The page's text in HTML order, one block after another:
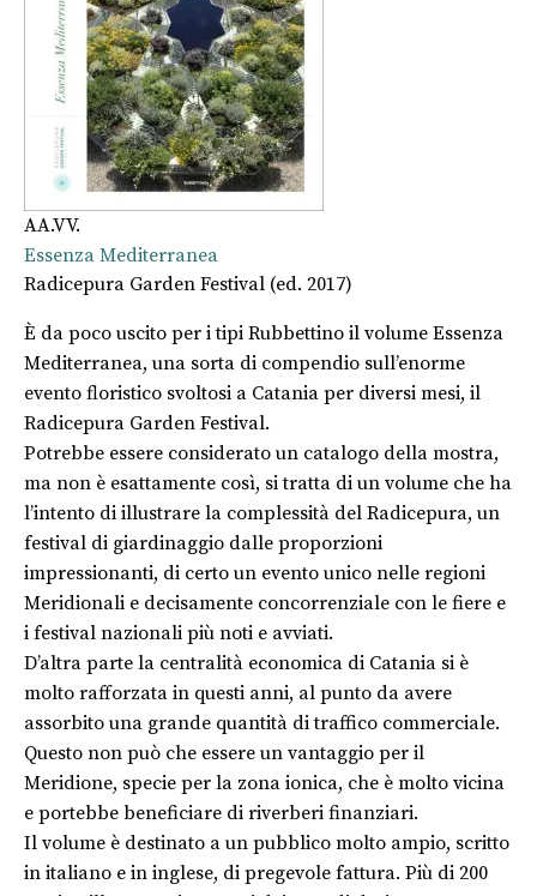
AA.VV.
Essenza Mediterranea
Radicepura Garden Festival (ed. 2017)
È da poco uscito per i tipi Rubbettino il volume Essenza
Mediterranea, una sorta di compendio sull’enorme
evento floristico svoltosi a Catania per diversi mesi, il
Radicepura Garden Festival.
Potrebbe essere considerato un catalogo della mostra,
ma non è esattamente così, si tratta di un volume che ha
l’intento di illustrare la complessità del Radicepura, un
festival di giardinaggio dalle proporzioni
impressionanti, di certo un evento unico nelle regioni
Meridionali e decisamente concorrenziale con le fiere e
i festival nazionali più noti e avviati.
D’altra parte la centralità economica di Catania si è
molto rafforzata in questi anni, al punto da avere
assorbito una grande quantità di traffico commerciale.
Questo non può che essere un vantaggio per il
Meridione, specie per la zona ionica, che è molto vicina
e portebbe beneficiare di riverberi finanziari.
Il volume è destinato a un pubblico molto ampio, scritto
in italiano e in inglese, di pregevole fattura. Più di 200